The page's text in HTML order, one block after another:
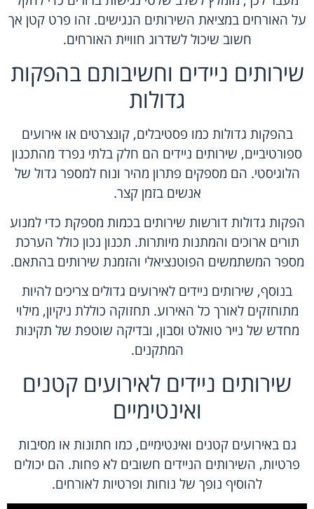
על האורחים במציאת השירותים הנגישים. זהו פרט קטן אך
חשוב שיכול לשדרוג חוויית האורחים.
שירותים ניידים וחשיבותם בהפקות
גדולות
בהפקות גדולות כמו פסטיבלים, קונצרטים או אירועים
ספורטיביים, שירותים ניידים הם חלק בלתי נפרד מהתכנון
הלוגיסטי. הם מספקים פתרון מהיר ונוח למספר גדול של
אנשים בזמן קצר.
הפקות גדולות דורשות שירותים בכמות מספקת כדי למנוע
תורים ארוכים והמתנות מיותרות. תכנון נכון כולל הערכת
מספר המשתמשים הפוטנציאלי והזמנת שירותים בהתאם.
בנוסף, שירותים ניידים לאירועים גדולים צריכים להיות
מתוחזקים לאורך כל האירוע. תחזוקה כוללת ניקיון, מילוי
מחדש של נייר טואלט וסבון, ובדיקה שוטפת של תקינות
המתקנים.
שירותים ניידים לאירועים קטנים
ואינטימיים
גם באירועים קטנים ואינטימיים, כמו חתונות או מסיבות
פרטיות, השירותים הניידים חשובים לא פחות. הם יכולים
להוסיף נופך של נוחות ופרטיות לאורחים.